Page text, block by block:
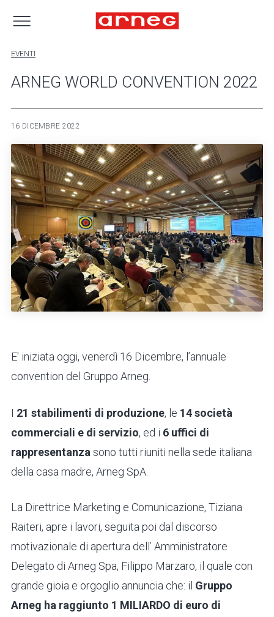
EVENTI
ARNEG WORLD CONVENTION 2022
16 DICEMBRE 2022
E' iniziata oggi, venerdì 16 Dicembre, l’annuale
convention del Gruppo Arneg.
I 21 stabilimenti di produzione, le 14 società
commerciali e di servizio, ed i 6 uffici di
rappresentanza sono tutti riuniti nella sede italiana
della casa madre, Arneg SpA.
La Direttrice Marketing e Comunicazione, Tiziana
Raiteri, apre i lavori, seguita poi dal discorso
motivazionale di apertura dell’ Amministratore
Delegato di Arneg Spa, Filippo Marzaro, il quale con
grande gioia e orgoglio annuncia che: il Gruppo
Arneg ha raggiunto 1 MILIARDO di euro di